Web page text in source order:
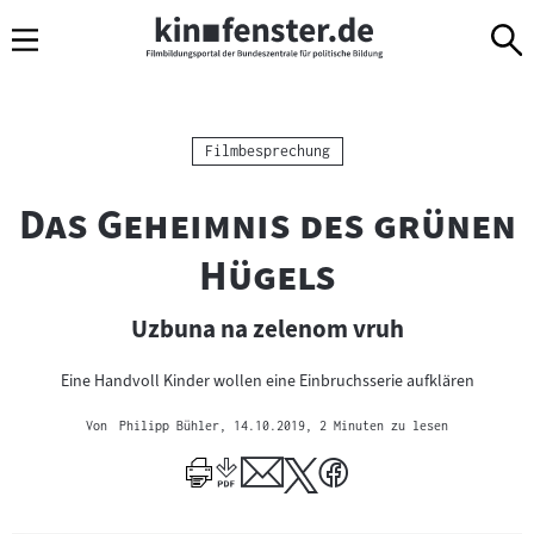
Navigation
zum
zur
Kategorie:
Filmbesprechung
"
Das Geheimnis des grünen
Hügels"
Uzbuna na zelenom vruh
Eine Handvoll Kinder wollen eine Einbruchsserie aufklären
Von Philipp Bühler , 14.10.2019 , 2 Minuten zu lesen